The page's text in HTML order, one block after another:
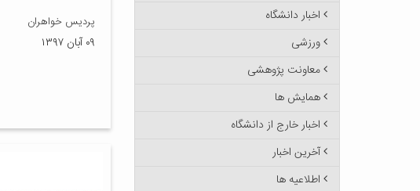
پردیس خواهران
۰۹ آبان ۱۳۹۷
اخبار دانشگاه
ورزشی
معاونت پژوهشی
همایش ها
اخبار خارج از دانشگاه
آخرین اخبار
اطلاعیه ها